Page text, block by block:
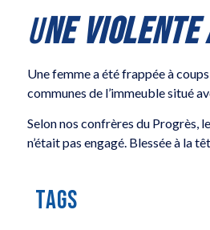
UNE VIOLENTE
Une femme a été frappée à
communes de l’immeuble situé
Selon nos confrères du Progrès,
n’était pas engagé. Blessée à la
TAGS